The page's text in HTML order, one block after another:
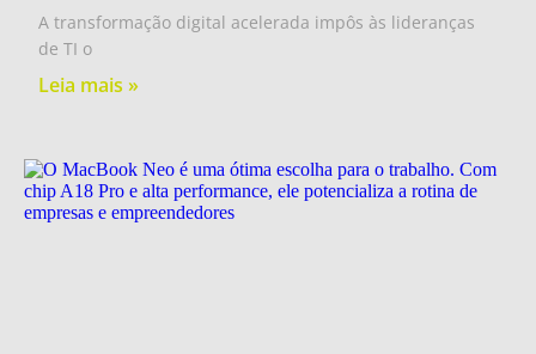
A transformação digital acelerada impôs às lideranças
de TI o
Leia mais »